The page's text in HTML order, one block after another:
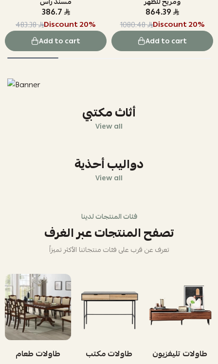
386.7
483.38 Discount20%
Add to cart
864.39
1080.48 Discount20%
Add to cart
أثاث مكتبي
View all
دواليب أحذية
View all
فئات المنتجات لدينا
تصفح المنتجات عبر الغرف
تعرف عن قرب على فئات منتجاتنا الأكثر تميزاً
طاولات طعام طاولات مكتب طاولات تليفزيون